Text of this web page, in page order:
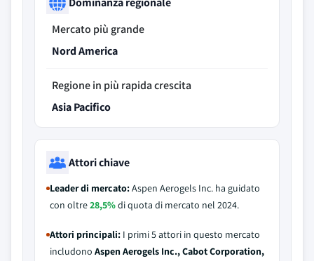
Mercato più grande
Nord America
Regione in più rapida crescita
Asia Pacifico
Attori chiave
Leader di mercato:Aspen Aerogels Inc. ha guidato
con oltre28,5%di quota di mercato nel 2024.
Attori principali: I primi 5 attori in questo mercato
includono Aspen Aerogels Inc., Cabot Corporation,